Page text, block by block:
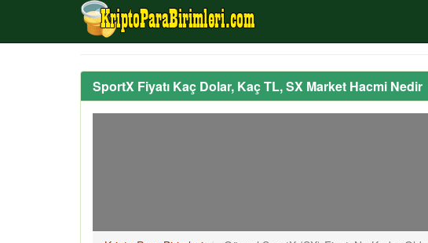
SportX Fiyatı Kaç Dolar, Kaç TL, SX Market Hacmi Nedir